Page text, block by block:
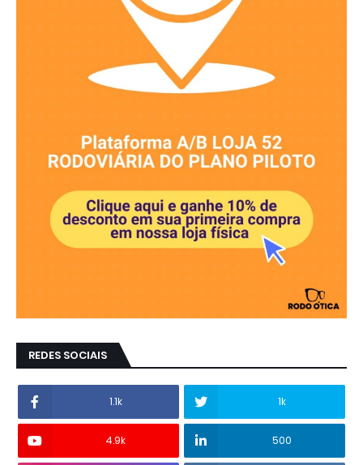
REDES SOCIAIS
1.1k 1k
4.9k 500